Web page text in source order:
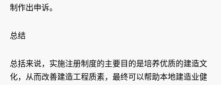
制作出申诉。
总结
总括来说，实施注册制度的主要目的是培养优质的建造文
化，从而改善建造工程质素，最终可以帮助本地建造业健